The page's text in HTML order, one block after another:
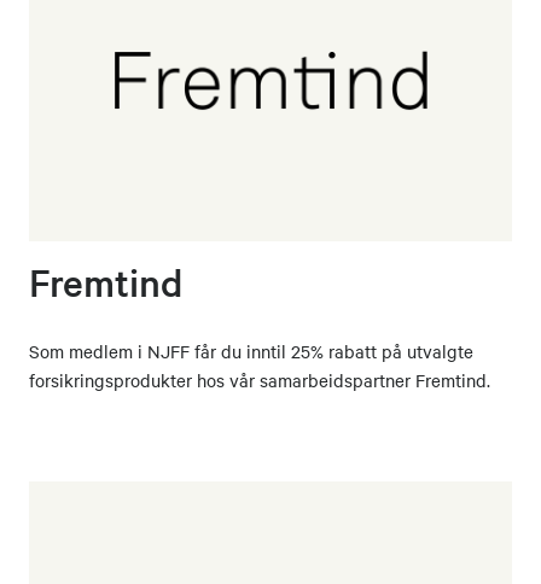
Fremtind
Som medlem i NJFF får du inntil 25% rabatt på utvalgte
forsikringsprodukter hos vår samarbeidspartner Fremtind.